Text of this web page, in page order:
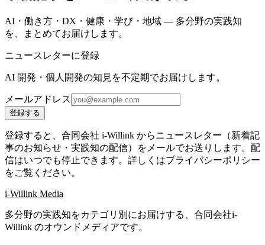
AI・働き方・DX・健康・学び・地域 — 多分野の実践知
を、まとめてお届けします。
ニュースレターに登録
AI 開発・個人開発の知見を不定期でお届けします。
メールアドレス
登録する
登録すると、合同会社 i-Willink からニュースレター（新着記
事のお知らせ・実践知の配信）をメールでお送りします。配
信はいつでも停止できます。詳しくはプライバシーポリシー
をご覧ください。
i-Willink Media
多分野の実践知をカテゴリ別にお届けする、合同会社i-
Willink のオウンドメディアです。